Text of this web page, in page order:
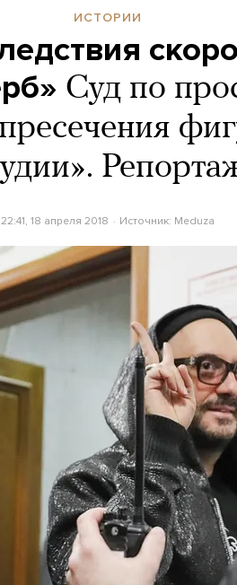
ИСТОРИИ
Суд по
22:41, 18 апреля 2018 Источник: Meduza